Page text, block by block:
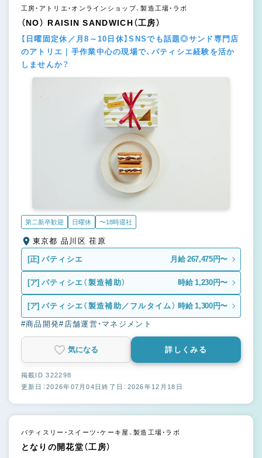
工房・アトリエ・オンラインショップ、製造工場・ラボ
（NO） RAISIN SANDWICH（工房）
【日曜固定休／月8～10日休】SNSでも話題◎サンド専門店
のアトリエ｜手作業中心の現場で、パティシエ経験を活か
しませんか？
第二新卒歓迎 日曜休 〜18時退社
東京都 品川区 荏原
[正] パティシエ 月給 267,475円〜
[ア] パティシエ（製造補助） 時給 1,230円〜
[ア] パティシエ（製造補助／フルタイム） 時給 1,300円〜
#商品開発#店舗運営・マネジメント
気になる 詳しくみる
掲載ID 322298
更新日：2026年07月04日終了日：2026年12月18日
パティスリー・スイーツ・ケーキ屋、製造工場・ラボ
となりの開花堂（工房）